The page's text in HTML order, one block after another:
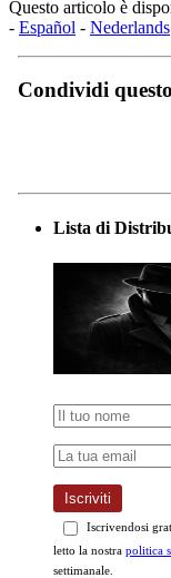
Questo articolo è
- Español - Nederlands
Condividi
Lista di
Iscriviti
Iscrivendosi
letto la nostra politica
settimanale.